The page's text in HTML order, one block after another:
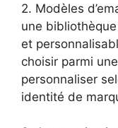
2. Modèles
une
et
choisir parmi
personnaliser
identité de